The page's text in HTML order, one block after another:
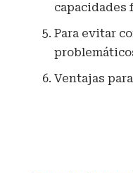
capacidades
Para evitar
Ventajas